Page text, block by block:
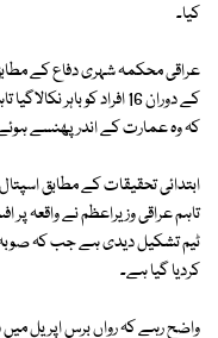
کیا۔
عراقی محکمہ شہری دفاع کے
کے دوران 16 افراد کو
کہ وہ عمارت کے اندر پھنسے
ابتدائی تحقیقات کے مطابق
تاہم عراقی وزیراعظم نے واقعہ
ٹیم تشکیل دیدی ہے جب کہ
کردیا گیا ہے۔
واضح رہے کہ رواں برس اپریل